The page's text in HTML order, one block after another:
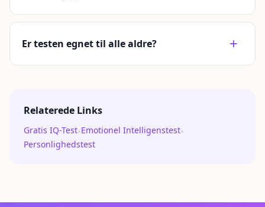
Er testen egnet til alle aldre?
Relaterede Links
Gratis IQ-Test•Emotionel Intelligenstest•
Personlighedstest